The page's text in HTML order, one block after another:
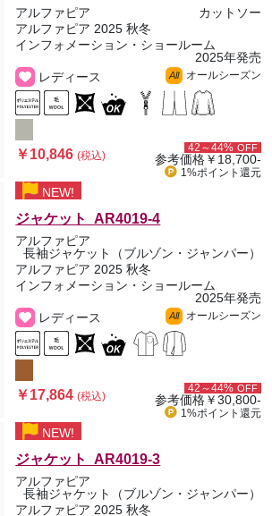
アルファピア
カットソー
アルファピア 2025 秋冬
インフォメーション・ショールーム
2025年発売
レディース
All オールシーズン
￥10,846(税込)
42～44% OFF
参考価格￥18,700-
1%ポイント 還元
NEW!
ジャケット AR4019-4
アルファピア
長袖ジャケット（ブルゾン・ジャンパー）
アルファピア 2025 秋冬
インフォメーション・ショールーム
2025年発売
レディース
All オールシーズン
￥17,864(税込)
42～44% OFF
参考価格￥30,800-
1%ポイント 還元
NEW!
ジャケット AR4019-3
アルファピア
長袖ジャケット（ブルゾン・ジャンパー）
アルファピア 2025 秋冬